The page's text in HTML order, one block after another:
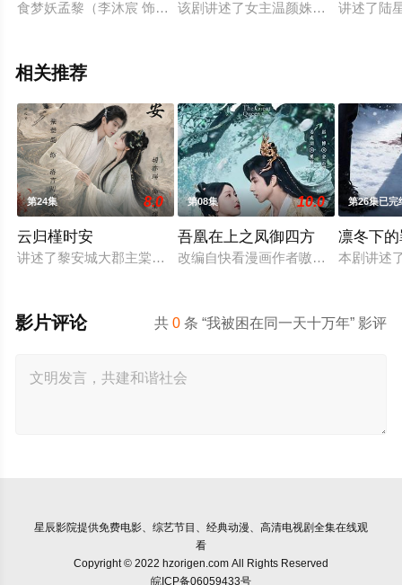
食梦妖孟黎（李沐宸 饰）因前世被方士沈道之欺骗取血、抽灵
该剧讲述了女主温颜姝（陈欣予 饰
讲述了陆
相关推荐
第24集 8.0
云归槿时安
讲述了黎安城大郡主棠溪槿与烈云峥之间曲折动人的情感，以
第08集 10.0
吾凰在上之凤御四方
改编自快看漫画作者嗷小泽的独家连
第26集已完
凛冬下
本剧讲述
共0 条 “我被困在同一天十万年” 影评
影片评论
星辰影院提供免费电影、综艺节目、经典动漫、高清电视剧全集在线观
看
Copyright © 2022 hzorigen.com All Rights Reserved
皖ICP备06059433号